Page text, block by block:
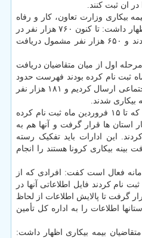
ان ثبت کنند.
بیکاری وزارت تعاون، کار و رفاه
اجتماعی در گفت و گو با ایرنا اظهار داشت: تا کنون ۷۶۰ هزار نفر در
سامانه بیمه بیکاری ثبت نام کردند و ۶۵۰ هزار نفر مشمول دریافت
اول از میان متقاضیان دریافت
تا ۱۵ فروردین ماه ثبت نام کرده بودند فهرست حدود
۲۷۵ هزار مشمول را به تأمین اجتماعی ارسال کردیم و ۱۸۱ هزار نفر
بیکاری شدند.
وی اضافه کرد: فهرست افرادی که تا ۱۵ فروردین ماه ثبت نام کرده
استان ها قرار گرفت و آنها هم به
این ادارات باید تفکیک رسته
بینه بیکاری کرونا هستند را انجام
فعال است کفت: افرادی که از
ماه ثبت نام کردند فایل اطلاعاتی آنها در
گرفت تا پالایش اطلاعات از لحاظ
اطلاعات را به اداره کل تأمین
بیمه بیکاری اظهار داشت: